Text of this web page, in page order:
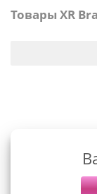
Товары XR